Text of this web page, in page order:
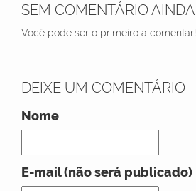
SEM COMENTÁRIO AINDA
Você pode ser o primeiro a comentar!
DEIXE UM COMENTÁRIO
Nome
E-mail (não será publicado)